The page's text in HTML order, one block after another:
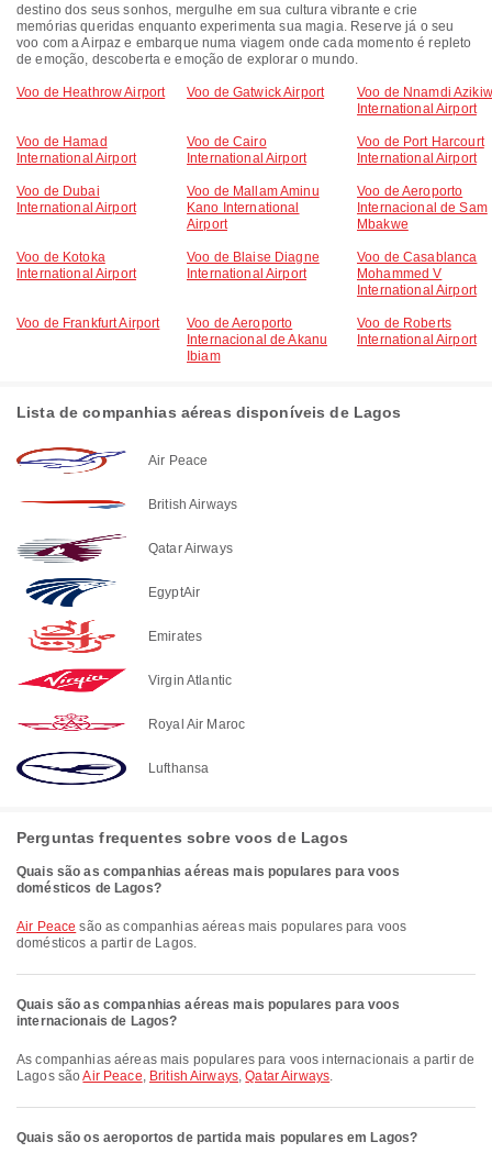
destino dos seus sonhos, mergulhe em sua cultura vibrante e crie
memórias queridas enquanto experimenta sua magia. Reserve já o seu
voo com a Airpaz e embarque numa viagem onde cada momento é repleto
de emoção, descoberta e emoção de explorar o mundo.
Voo de Heathrow Airport Voo de Gatwick Airport
Voo de Nnamdi
International Airport
Voo de Hamad
International Airport
Voo de Cairo
International Airport
Voo de Port Harcourt
International Airport
Voo de Dubai
International Airport
Voo de Mallam Aminu
Kano International
Airport
Voo de Aeroporto
Internacional de Sam
Mbakwe
Voo de Kotoka
International Airport
Voo de Blaise Diagne
International Airport
Voo de Casablanca
Mohammed V
International Airport
Voo de Frankfurt Airport
Voo de Aeroporto
Internacional de Akanu
Ibiam
Voo de Roberts
International Airport
Lista de companhias aéreas disponíveis de Lagos
Air Peace
British Airways
Qatar Airways
EgyptAir
Emirates
Virgin Atlantic
Royal Air Maroc
Lufthansa
Perguntas frequentes sobre voos de Lagos
Quais são as companhias aéreas mais populares para voos
domésticos de Lagos?
Air Peace são as companhias aéreas mais populares para voos
domésticos a partir de Lagos.
Quais são as companhias aéreas mais populares para voos
internacionais de Lagos?
As companhias aéreas mais populares para voos internacionais a partir de
Lagos sãoAir Peace, British Airways,Qatar Airways.
Quais são os aeroportos de partida mais populares em Lagos?